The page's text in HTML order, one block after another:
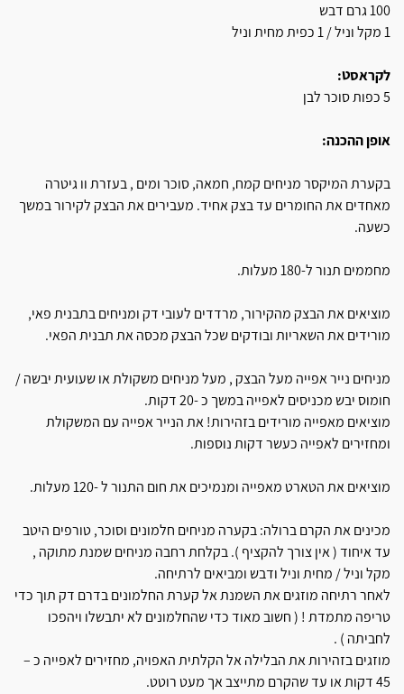
100 גרם דבש
1 מקל וניל / 1 כפית מחית וניל
לקראסט:
5 כפות סוכר לבן
אופן ההכנה:
בקערת המיקסר מניחים קמח, חמאה, סוכר ומים , בעזרת וו גיטרה
מאחדים את החומרים עד בצק אחיד. מעבירים את הבצק לקירור במשך
כשעה.
מחממים תנור ל-180 מעלות.
מוציאים את הבצק מהקירור, מרדדים לעובי דק ומניחים בתבנית פאי,
מורידים את השאריות ובודקים שכל הבצק מכסה את תבנית הפאי.
מניחים נייר אפייה מעל הבצק , מעל מניחים משקולת או שעועית יבשה /
חומוס יבש מכניסים לאפייה במשך כ -20 דקות.
מוציאים מאפייה מורידים בזהירות! את הנייר אפייה עם המשקולת
ומחזירים לאפייה כעשר דקות נוספות.
מוציאים את הטארט מאפייה ומנמיכים את חום התנור ל -120 מעלות.
מכינים את הקרם ברולה: בקערה מניחים חלמונים וסוכר, טורפים היטב
עד איחוד ( אין צורך להקציף ). בקלחת רחבה מניחים שמנת מתוקה ,
מקל וניל / מחית וניל ודבש ומביאים לרתיחה.
לאחר רתיחה מוזגים את השמנת אל קערת החלמונים בדרם דק תוך כדי
טריפה מתמדת ! ( חשוב מאוד כדי שהחלמונים לא יתבשלו ויהפכו
לחביתה ) .
מוזגים בזהירות את הבלילה אל הקלתית האפויה, מחזירים לאפייה כ –
45 דקות או עד שהקרם מתייצב אך מעט רוטט.